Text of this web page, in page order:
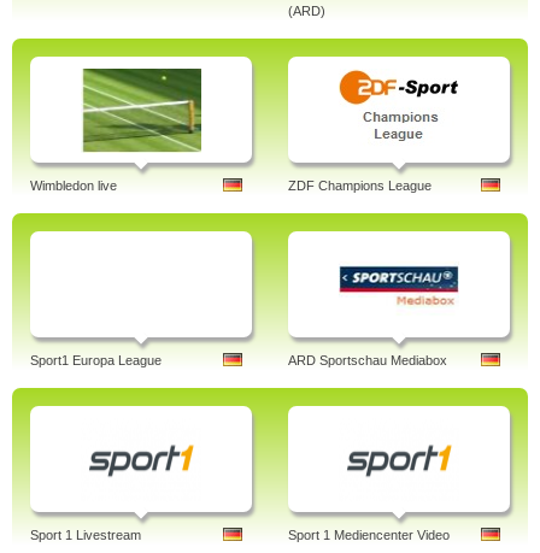
(ARD)
Wimbledon live ZDF Champions League
Sport1 Europa League ARD Sportschau Mediabox
Sport 1 Livestream Sport 1 Mediencenter Video